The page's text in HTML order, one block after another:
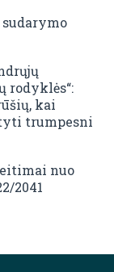
rodyklės“:
kai
trumpesni
nuo
2041